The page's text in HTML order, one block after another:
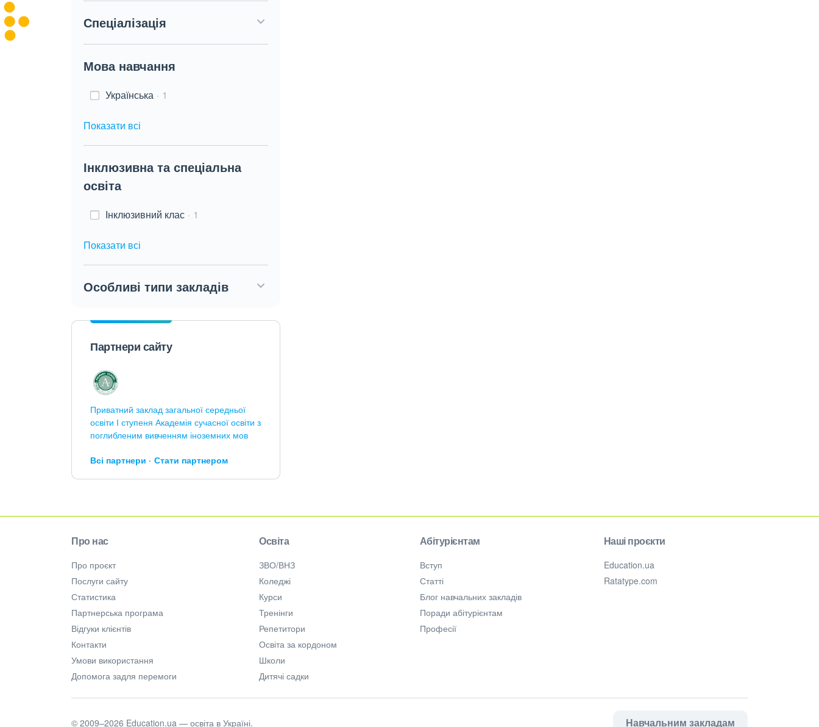
Спеціалізація
Мова навчання
Українська 1
Показати всі
Інклюзивна та спеціальна
освіта
Інклюзивний клас 1
Показати всі
Особливі типи закладів
Партнери сайту
Приватний заклад загальної середньої
освіти І ступеня Академія сучасної освіти з
поглибленим вивченням іноземних мов
Всі партнери Стати партнером
Про нас
Про проєкт
Послуги сайту
Статистика
Партнерська програма
Відгуки клієнтів
Контакти
Умови використання
Допомога задля перемоги
Освіта
ЗВО/ВНЗ
Коледжі
Курси
Тренінги
Репетитори
Освіта за кордоном
Школи
Дитячі садки
Абітурієнтам
Вступ
Статті
Блог навчальних закладів
Поради абітурієнтам
Професії
Наші проєкти
Education.ua
Ratatype.com
Навчальним закладам
© 2009–2026 Education.ua — освіта в Україні.